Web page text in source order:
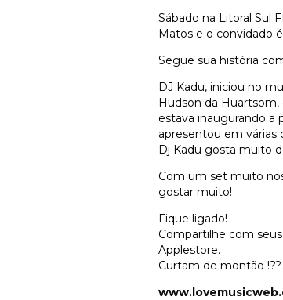
Sábado na Litoral Sul
Matos e o convidado
Segue sua história
DJ Kadu, iniciou no
Hudson da Huartsom,
estava inaugurando a
apresentou em várias
Dj Kadu gosta muito
Com um set muito
gostar muito!
Fique ligado!
Compartilhe com
Applestore.
Curtam de montão